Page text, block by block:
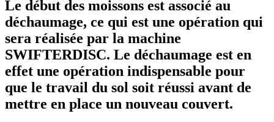
Le début des moissons est associé au
déchaumage, ce qui est une opération qui
sera réalisée par la machine
SWIFTERDISC. Le déchaumage est en
effet une opération indispensable pour
que le travail du sol soit réussi avant de
mettre en place un nouveau couvert.